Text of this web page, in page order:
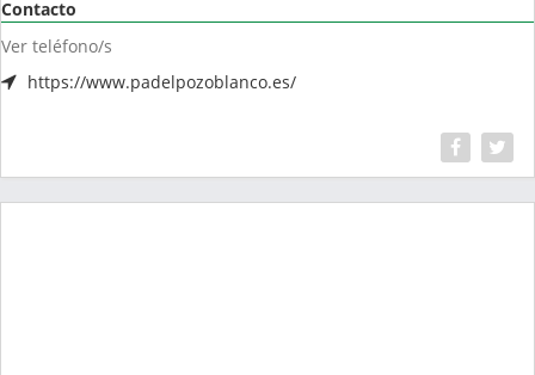
Contacto
Ver teléfono/s
https://www.padelpozoblanco.es/